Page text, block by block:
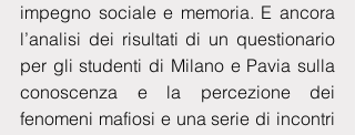
impegno sociale e memoria. E ancora
l’analisi dei risultati di un questionario
per gli studenti di Milano e Pavia sulla
conoscenza e la percezione dei
fenomeni mafiosi e una serie di incontri